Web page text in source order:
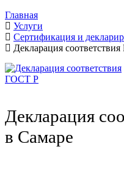
Главная
Услуги
Сертификация и
Декларация
Декларация
в Самаре